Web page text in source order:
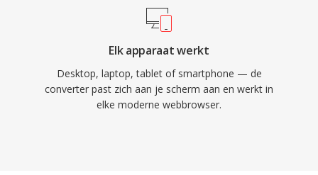
Elk apparaat werkt
Desktop, laptop, tablet of smartphone — de
converter past zich aan je scherm aan en werkt in
elke moderne webbrowser.